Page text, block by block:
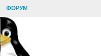
ФОРУМ